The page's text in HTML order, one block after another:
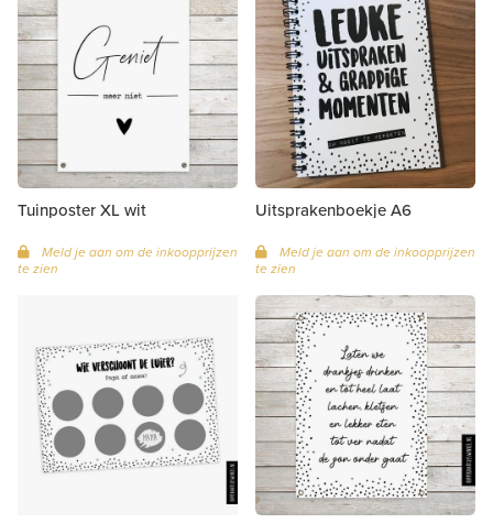
Tuinposter XL wit
Meld je aan om de inkoopprijzen
te zien
Uitsprakenboekje A6
Meld je aan om de inkoopprijzen
te zien